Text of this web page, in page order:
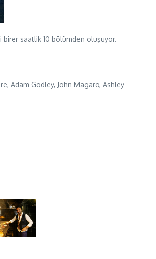
birer saatlik 10 bölümden oluşuyor.
Adam Godley, John Magaro, Ashley